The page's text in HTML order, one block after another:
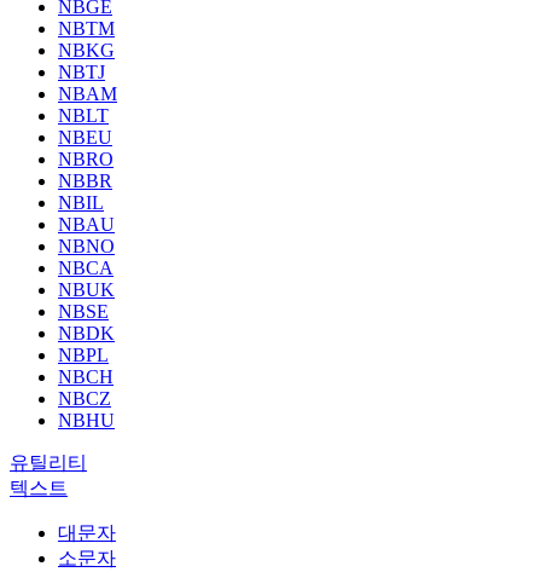
NBGE
NBTM
NBKG
NBTJ
NBAM
NBLT
NBEU
NBRO
NBBR
NBIL
NBAU
NBNO
NBCA
NBUK
NBSE
NBDK
NBPL
NBCH
NBCZ
NBHU
유틸리티
텍스트
대문자
소문자